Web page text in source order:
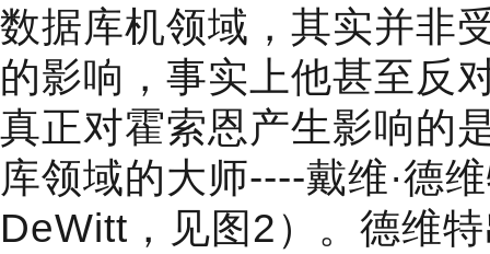
数据库机领域，其实并非
的影响，事实上他甚至反
真正对霍索恩产生影响的
库领域的大师----戴维·德
DeWitt，见图2）。德维